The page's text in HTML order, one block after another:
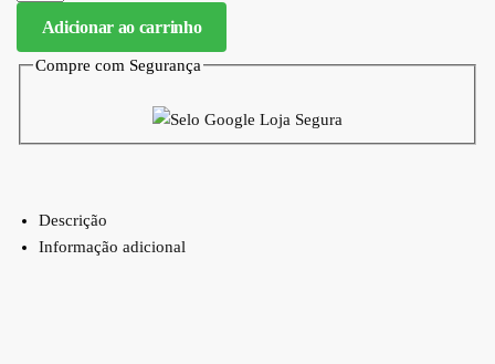
Adicionar ao carrinho
Compre com Segurança
Descrição
Informação adicional